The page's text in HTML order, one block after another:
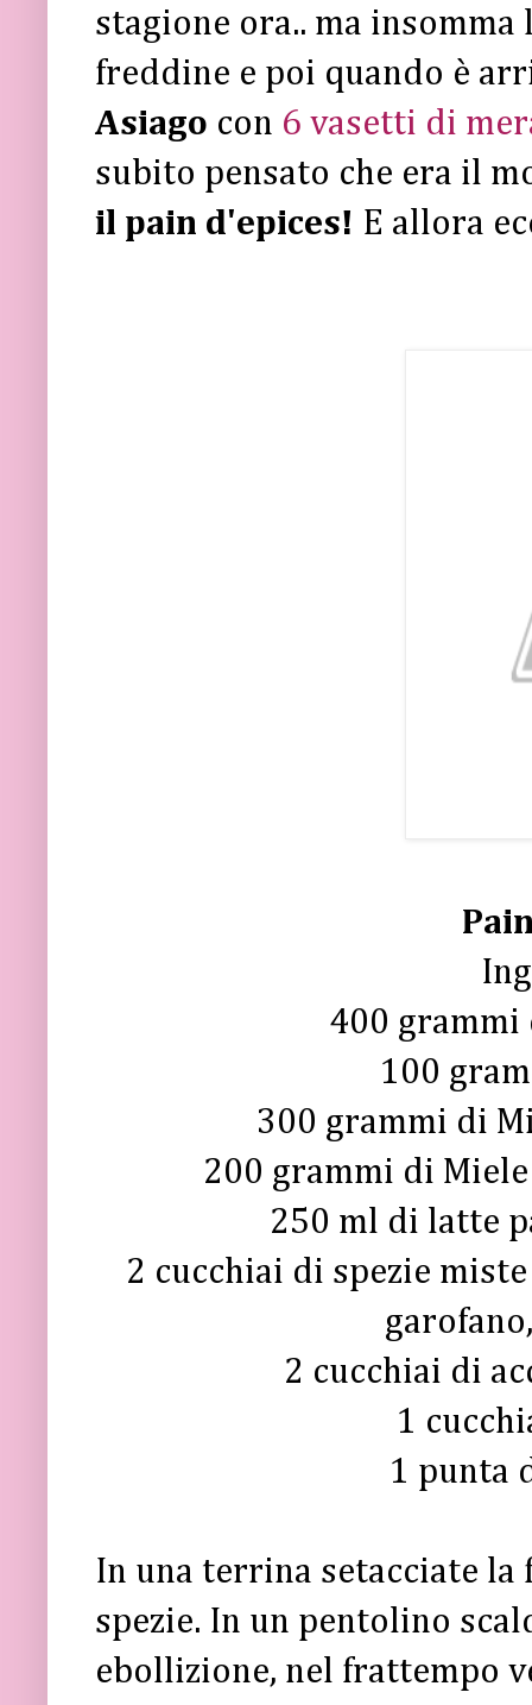
stagione ora.. ma
freddine e poi quando è
Asiago con 6 vasetti di
subito pensato che era il
il pain d'epices! E allora
400
100
300 grammi di
200 grammi di
250 ml di latte
2 cucchiai di spezie
2 cucchiai di
1
1 punta
In una terrina setacciate
spezie. In un pentolino
ebollizione, nel frattempo